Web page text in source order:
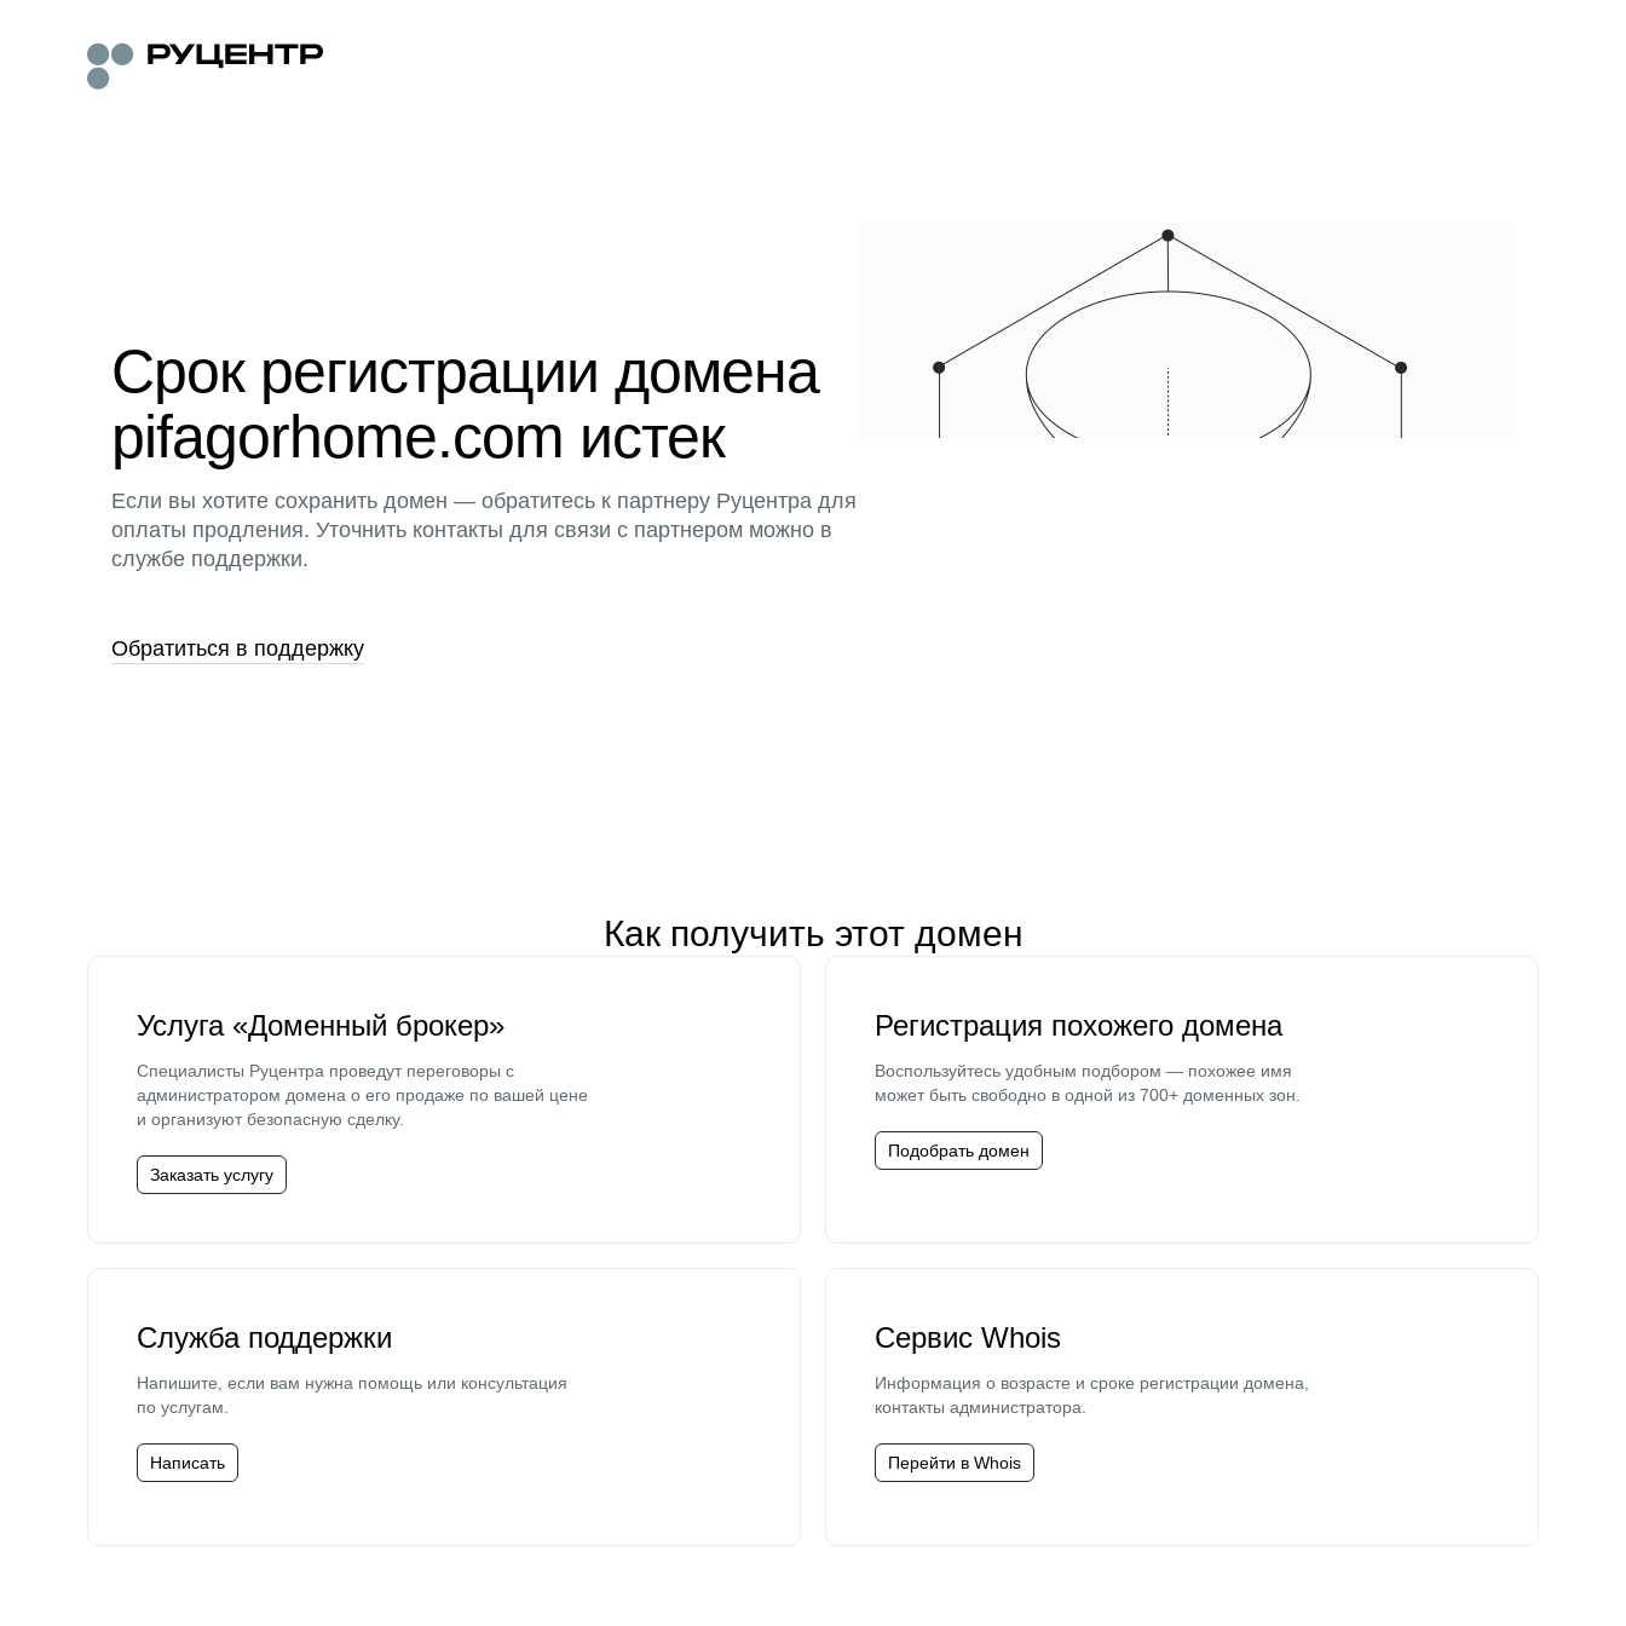
Срок регистрации домена
pifagorhome.com истек
Если вы хотите сохранить домен — обратитесь к партнеру Руцентра для
оплаты продления. Уточнить контакты для связи с партнером можно в
службе поддержки.
Обратиться в поддержку
Как получить этот домен
Услуга «Доменный брокер»
Специалисты Руцентра проведут переговоры с
администратором домена о его продаже по вашей цене
и организуют безопасную сделку.
Заказать услугу
Регистрация похожего домена
Воспользуйтесь удобным подбором — похожее имя
может быть свободно в одной из 700+ доменных зон.
Подобрать домен
Служба поддержки
Напишите, если вам нужна помощь или консультация
по услугам.
Написать
Сервис Whois
Информация о возрасте и сроке регистрации домена,
контакты администратора.
Перейти в Whois